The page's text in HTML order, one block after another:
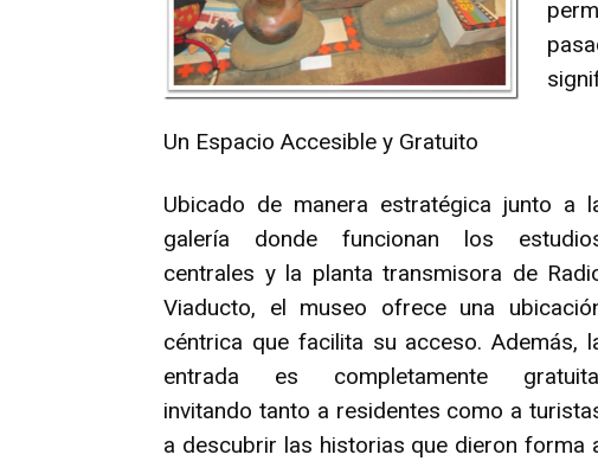
Un Espacio Accesible y Gratuito
Ubicado de manera estratégica junto a
galería donde funcionan los
centrales y la planta transmisora de
Viaducto, el museo ofrece una
céntrica que facilita su acceso. Además,
entrada es completamente
invitando tanto a residentes como a
a descubrir las historias que dieron forma